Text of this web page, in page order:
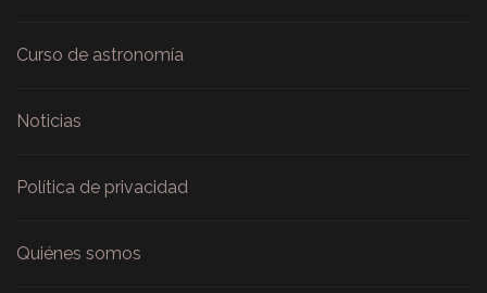
Curso de astronomía
Noticias
Política de privacidad
Quiénes somos